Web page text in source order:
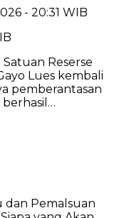
- 20:31 WIB
Reserse
Lues kembali
pemberantasan
berhasil…